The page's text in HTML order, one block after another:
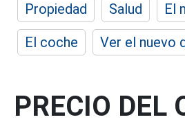
Propiedad
Salud
El
El coche
Ver el nuevo
PRECIO DEL